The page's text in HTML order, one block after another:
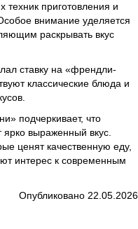
техник приготовления и
внимание уделяется
раскрывать вкус
ставку на «френдли-
классические блюда и
подчеркивает, что
ярко выраженный вкус.
ценят качественную еду,
интерес к современным
Опубликовано 22.05.2026